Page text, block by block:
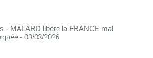
- MALARD libère la FRANCE mal
- 03/03/2026